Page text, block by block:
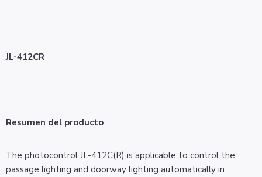
JL-412CR
Resumen del producto
The photocontrol JL-412C(R) is applicable to control the
passage lighting and doorway lighting automatically in